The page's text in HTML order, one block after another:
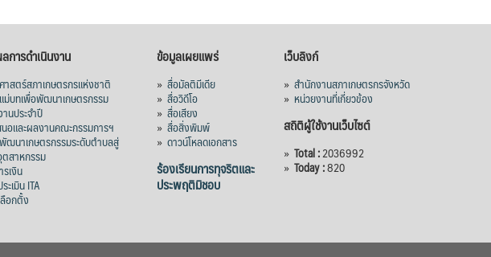
การดำเนินงาน
าสตร์สภาเกษตรกรแห่งชาติ
ม่บทเพื่อพัฒนาเกษตรกรรม
นประจำปี
อและผลงานคณะกรรมการฯ
ฒนาเกษตรกรรมระดับตำบลสู่
ตสาหกรรม
เงิน
ะเมิน ITA
อกตั้ง
ข้อมูลเผยแพร่
» สื่อมัลติมีเดีย
» สื่อวิดีโอ
» สื่อเสียง
» สื่อสิ่งพิมพ์
» ดาวน์โหลดเอกสาร
ร้องเรียนการทุจริตและ
ประพฤติมิชอบ
เว็บลิงก์
» สำนักงานสภาเกษตรกรจังหวัด
» หน่วยงานที่เกี่ยวข้อง
สถิติผู้ใช้งานเว็บไซต์
» Total :2036992
» Today :820